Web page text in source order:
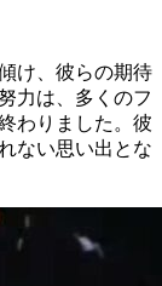
け、彼らの期待
力は、多くのフ
わりました。彼
ない思い出とな